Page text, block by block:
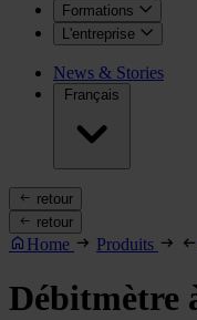
Formations
L'entreprise
News & Stories
Français
retour
retour
Home Produits
Débitmètre